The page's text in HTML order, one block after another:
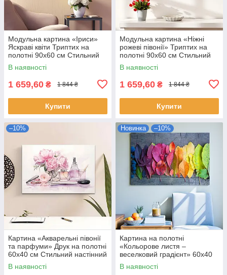
Модульна картина «Іриси»
Яскраві квіти Триптих на
полотні 90х60 см Стильний
настінний декор
В наявності
1 659,60 ₴ 1 844 ₴
Купити
Модульна картина «Ніжні
рожеві півонії» Триптих на
полотні 90х60 см Стильний
настінний декор для інтер’єру
В наявності
1 659,60 ₴ 1 844 ₴
Купити
–10%
Картина «Акварельні півонії
та парфуми» Друк на полотні
60х40 см Стильний настінний
декор в нтер'єр дівчини
В наявності
Новинка –10%
Картина на полотні
«Кольорове листя –
веселковий градієнт» 60х40
см Сучасний настінний декор
для інтер’єру
В наявності